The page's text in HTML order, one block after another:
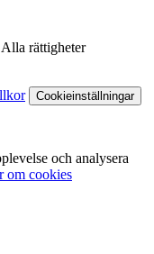
rättigheter
Cookieinställningar
och analysera
om cookies